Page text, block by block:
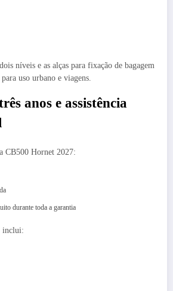
níveis e as alças para fixação de bagagem
uso urbano e viagens.
anos e assistência
CB500 Hornet 2027:
durante toda a garantia
inclui: